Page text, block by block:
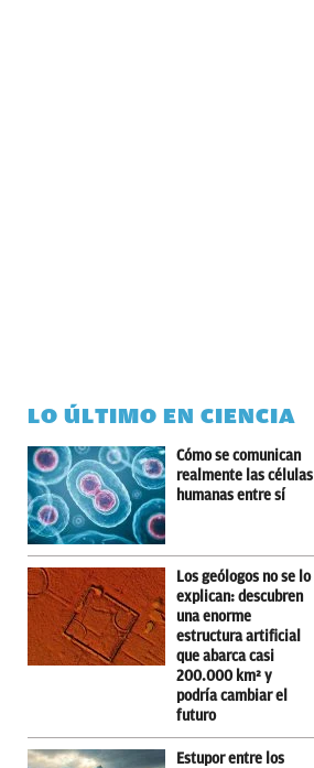
LO ÚLTIMO EN CIENCIA
Cómo se comunican
realmente las células
humanas entre sí
Los geólogos no se lo
explican: descubren
una enorme
estructura artificial
que abarca casi
200.000 km² y
podría cambiar el
futuro
Estupor entre los